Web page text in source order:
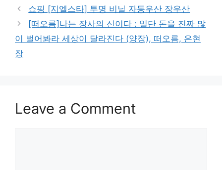
쇼핑 [지엘스타] 투명 비닐 자동우산 장우산
[떠오름]나는 장사의 신이다 : 일단 돈을 진짜 많
이 벌어봐라 세상이 달라진다 (양장), 떠오름, 은현
장
Leave a Comment